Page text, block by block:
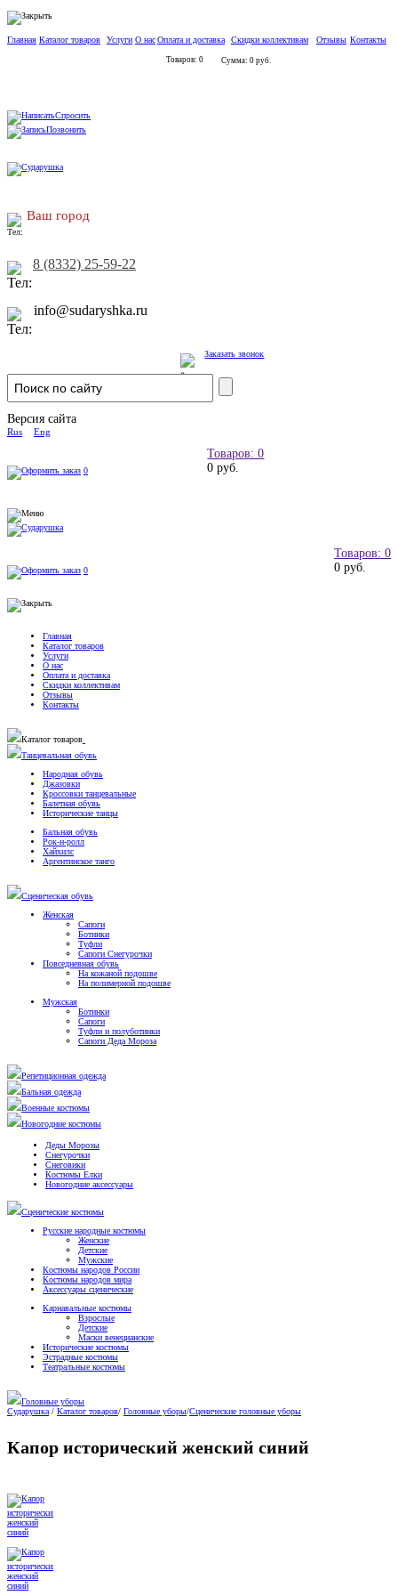
Главная Каталог товаров Услуги О насОплата и доставка Скидки коллективам Отзывы Контакты
Товаров: 0 Сумма: 0 руб.
Спросить
Позвонить
Ваш город
8 (8332) 25-59-22
info@sudaryshka.ru
Заказать звонок
Версия сайта
Rus Eng
Товаров: 0
0 руб.
0
Товаров: 0
0 руб.
0
Главная
Каталог товаров
Услуги
О нас
Оплата и доставка
Скидки коллективам
Отзывы
Контакты
Каталог товаров
Танцевальная обувь
Народная обувь
Джазовки
Кроссовки танцевальные
Балетная обувь
Исторические танцы
Бальная обувь
Рок-н-ролл
Хайхилс
Аргентинское танго
Сценическая обувь
Женская
Сапоги
Ботинки
Туфли
Сапоги Снегурочки
Повседневная обувь
На кожаной подошве
На полимерной подошве
Мужская
Ботинки
Сапоги
Туфли и полуботинки
Сапоги Деда Мороза
Репетиционная одежда
Бальная одежда
Военные костюмы
Новогодние костюмы
Деды Морозы
Снегурочки
Снеговики
Костюмы Елки
Новогодние аксессуары
Сценические костюмы
Русские народные костюмы
Женские
Детские
Мужские
Костюмы народов России
Костюмы народов мира
Аксессуары сценические
Карнавальные костюмы
Взрослые
Детские
Маски венецианские
Исторические костюмы
Эстрадные костюмы
Театральные костюмы
Головные уборы
Сударушка / Каталог товаров/ Головные уборы/Сценические головные уборы
Капор исторический женский синий